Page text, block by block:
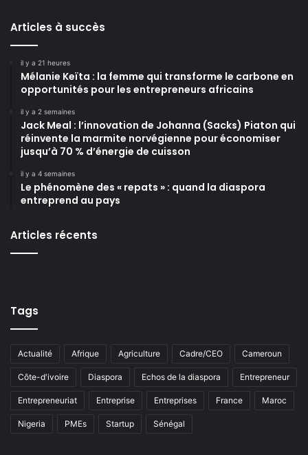
Articles à succès
il y a 21 heures
Mélanie Keïta : la femme qui transforme le carbone en
opportunités pour les entrepreneurs africains
il y a 2 semaines
Jack Meal : l’innovation de Johanna (Sacks) Piaton qui
réinvente la marmite norvégienne pour économiser
jusqu’à 70 % d’énergie de cuisson
il y a 4 semaines
Le phénomène des « repats » : quand la diaspora
entreprend au pays
Articles récents
Tags
Actualité Afrique Agriculture Cadre/CEO Cameroun
Côte-d'ivoire Diaspora Echos de la diaspora Entrepreneur
Entrepreneuriat Entreprise Entreprises France Maroc
Nigeria PMEs Startup Sénégal